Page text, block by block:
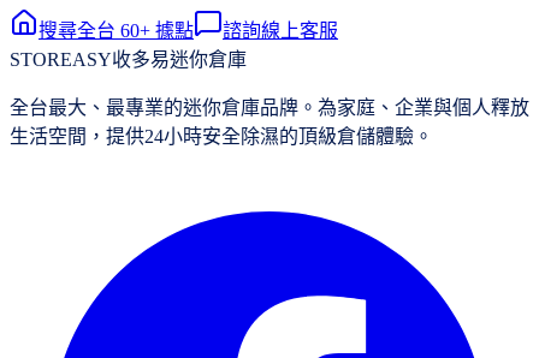
搜尋全台 60+ 據點
諮詢線上客服
STOREASY收多易迷你倉庫
全台最大、最專業的迷你倉庫品牌。為家庭、企業與個人釋放
生活空間，提供24小時安全除濕的頂級倉儲體驗。